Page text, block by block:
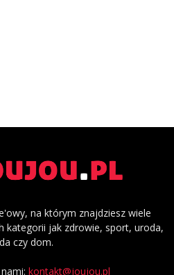
na którym znajdziesz wiele
kategorii jak zdrowie, sport, uroda,
czy dom.
kontakt@joujou.pl